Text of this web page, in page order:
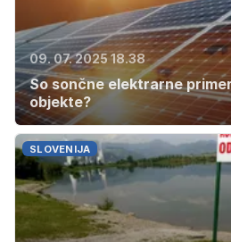
09. 07. 2025 18.38
So sončne elektrarne
objekte?
SLOVENIJA